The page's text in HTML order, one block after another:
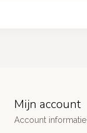
Mijn account
Account informatie